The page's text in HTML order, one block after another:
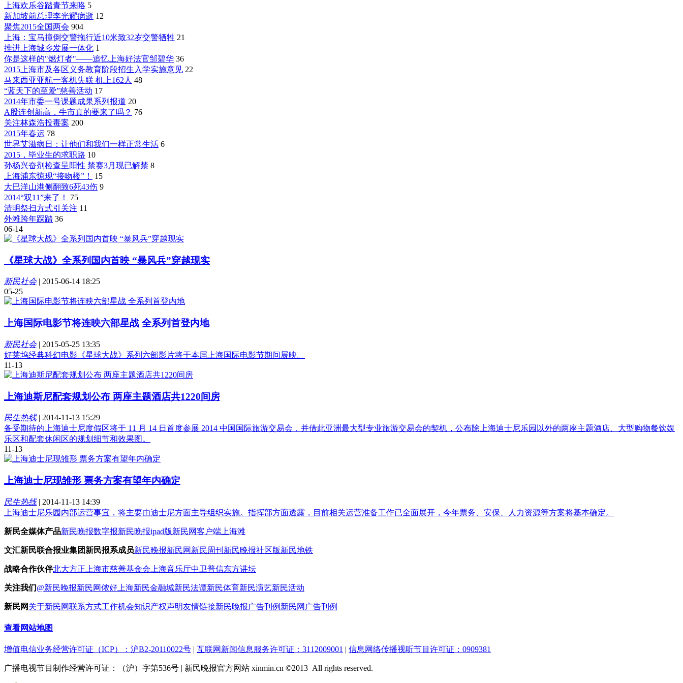
上海欢乐谷踏青节来咯 5
新加坡前总理李光耀病逝 12
聚焦2015全国两会 904
上海：宝马撞倒交警拖行近10米致32岁交警牺牲 21
推进上海城乡发展一体化 1
你是这样的"燃灯者"——追忆上海好法官邹碧华 36
2015上海市及各区义务教育阶段招生入学实施意见 22
马来西亚亚航一客机失联 机上162人 48
“蓝天下的至爱”慈善活动 17
2014年市委一号课题成果系列报道 20
A股连创新高，牛市真的要来了吗？ 76
关注林森浩投毒案 200
2015年春运 78
世界艾滋病日：让他们和我们一样正常生活 6
2015，毕业生的求职路 10
孙杨兴奋剂检查呈阳性 禁赛3月现已解禁 8
上海浦东惊现“接吻楼”！
15
大巴洋山港侧翻致6死43伤 9
2014“双11”来了！
75
清明祭扫方式引关注 11
外滩跨年踩踏 36
06-14
《星球大战》全系列国内首映 “暴风兵”穿越现实
新民社会| 2015-06-14 18:25
05-25
上海国际电影节将连映六部星战 全系列首登内地
新民社会| 2015-05-25 13:35
好莱坞经典科幻电影《星球大战》系列六部影片将于本届上海国际电影节期间展映。
11-13
上海迪斯尼配套规划公布 两座主题酒店共1220间房
民生热线| 2014-11-13 15:29
备受期待的上海迪士尼度假区将于 11 月 14 日首度参展 2014 中国国际旅游交易会，并借此亚洲最大型专业旅游交易会的契机，公布除上海迪士尼乐园以外的两座主题酒店、大型购物餐饮娱
乐区和配套休闲区的规划细节和效果图。
11-13
上海迪士尼现雏形 票务方案有望年内确定
民生热线| 2014-11-13 14:39
上海迪士尼乐园内部运营事宜，将主要由迪士尼方面主导组织实施。指挥部方面透露，目前相关运营准备工作已全面展开，今年票务、安保、人力资源等方案将基本确定。
新民全媒体产品新民晚报数字报新民晚报ipad版新民网客户端 上海滩
文汇新民联合报业集团新民报系成员新民晚报新民网 新民周刊 新民晚报社区版新民地铁
战略合作伙伴北大方正 上海市慈善基金会 上海音乐厅中卫普信东方讲坛
关注我们@新民晚报新民网侬好上海新民金融城新民法谭新民体育新民演艺新民活动
新民网关于新民网联系方式工作机会知识产权声明友情链接新民晚报广告刊例 新民网广告刊例
查看网站地图
增值电信业务经营许可证（ICP）：沪B2-20110022号 | 互联网新闻信息服务许可证：3112009001 | 信息网络传播视听节目许可证：0909381
广播电视节目制作经营许可证：（沪）字第536号 | 新民晚报官方网站 xinmin.cn ©2013 All rights reserved.